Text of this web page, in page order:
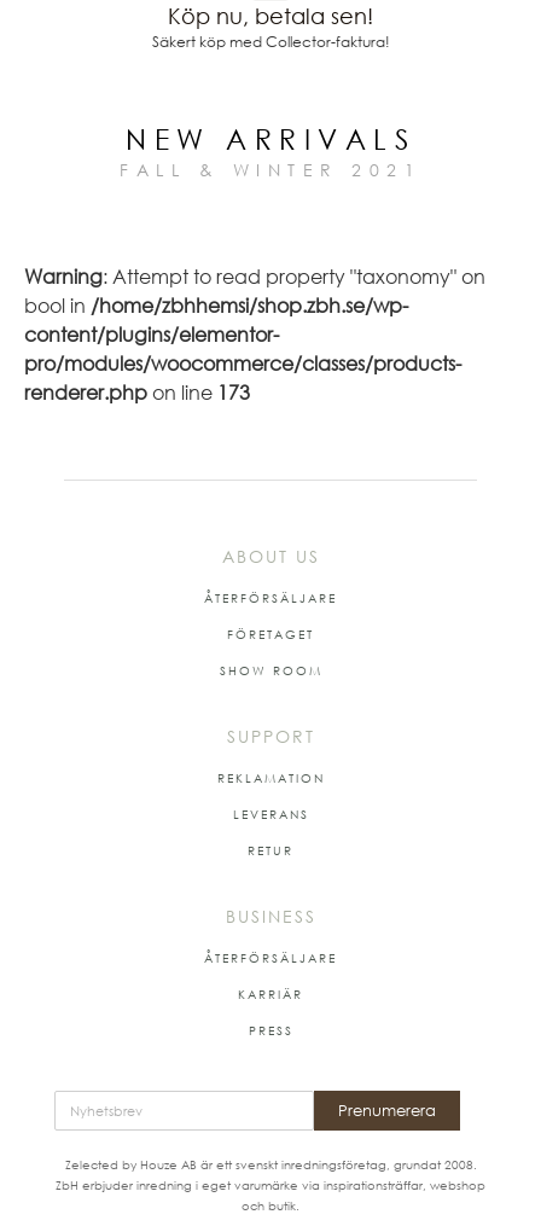
Köp nu, betala sen!
Säkert köp med Collector-faktura!
NEW ARRIVALS
FALL & WINTER 2021
Warning: Attempt to read property "taxonomy" on
bool in /home/zbhhemsi/shop.zbh.se/wp-
content/plugins/elementor-
pro/modules/woocommerce/classes/products-
renderer.php on line 173
ABOUT US
ÅTERFÖRSÄLJARE
FÖRETAGET
SHOW ROOM
SUPPORT
REKLAMATION
LEVERANS
RETUR
BUSINESS
ÅTERFÖRSÄLJARE
KARRIÄR
PRESS
Prenumerera
Zelected by Houze AB är ett svenskt inredningsföretag, grundat 2008.
ZbH erbjuder inredning i eget varumärke via inspirationsträffar, webshop
och butik.